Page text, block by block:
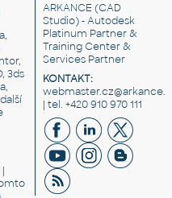
3ds
ARKANCE (CAD
Studio) - Autodesk
Platinum Partner &
Training Center &
Services Partner
KONTAKT:
| tel. +420 910 970 111